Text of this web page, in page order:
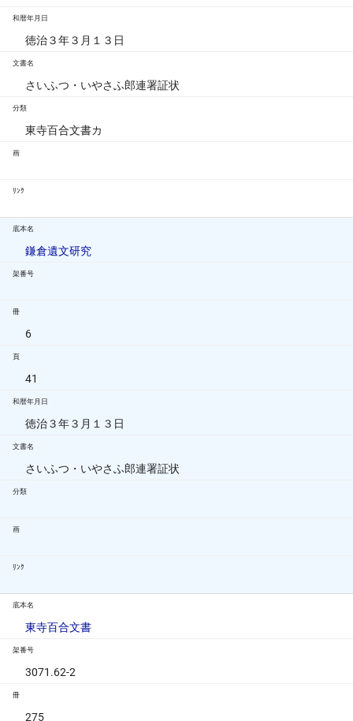
和暦年月日
徳治３年３月１３日
文書名
さいふつ・いやさふ郎連署証状
分類
東寺百合文書カ
画
ﾘﾝｸ
底本名
鎌倉遺文研究
架番号
冊
6
頁
41
和暦年月日
徳治３年３月１３日
文書名
さいふつ・いやさふ郎連署証状
分類
画
ﾘﾝｸ
底本名
東寺百合文書
架番号
3071.62-2
冊
275